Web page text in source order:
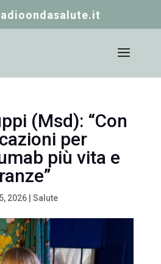
(Msd): “Con
per
più vita e
2026| Salute